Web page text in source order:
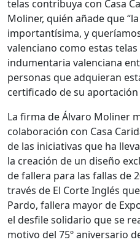
telas contribuya con Casa
Moliner, quién añade que
importantísima, y
valenciano como estas
indumentaria valenciana
personas que adquieran
certificado de su aportación
La firma de Álvaro Moliner
colaboración con Casa
de las iniciativas que ha
la creación de un diseño
de fallera para las fallas de
través de El Corte Inglés
Pardo, fallera mayor de
el desfile solidario que se
motivo del 75º aniversario